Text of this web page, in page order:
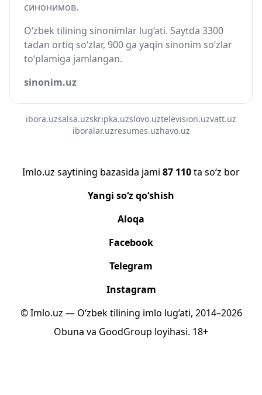
синонимов.
O‘zbek tilining sinonimlar lug‘ati. Saytda 3300
tadan ortiq so‘zlar, 900 ga yaqin sinonim so‘zlar
to‘plamiga jamlangan.
sinonim.uz
ibora.uzsalsa.uzskripka.uzslovo.uztelevision.uzvatt.uz
iboralar.uzresumes.uzhavo.uz
Imlo.uz saytining bazasida jami 87 110ta so‘z bor
Yangi so‘z qo‘shish
Aloqa
Facebook
Telegram
Instagram
© Imlo.uz — O‘zbek tilining imlo lug‘ati, 2014–2026
Obuna va GoodGroup loyihasi. 18+